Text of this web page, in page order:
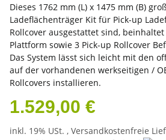
Dieses 1762 mm (L) x 1475 mm (B)
Ladeflächenträger Kit für Pick-up
Rollcover ausgestattet sind,
Plattform sowie 3 Pick-up Rollcover
Das System lässt sich leicht mit den
auf der vorhandenen werkseitigen /
Rollcovers installieren.
1.529,00 €
inkl. 19% USt. , Versandkostenfreie